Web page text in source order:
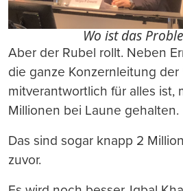
Wo ist das
Aber der Rubel rollt. Neben
die ganze Konzernleitung der
mitverantwortlich für alles ist,
Millionen bei Laune gehalten.
Das sind sogar knapp 2
zuvor.